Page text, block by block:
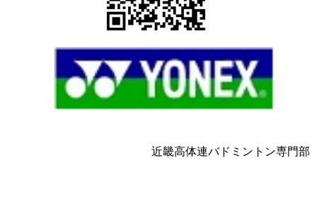
近畿高体連バドミントン専門部